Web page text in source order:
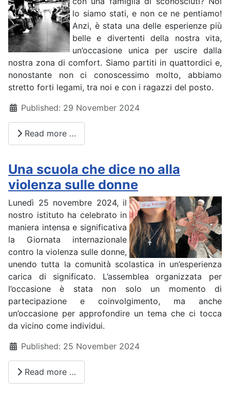
lo siamo stati, e non ce ne pentiamo!
Anzi, è stata una delle esperienze più
belle e divertenti della nostra vita,
un’occasione unica per uscire dalla
nostra zona di comfort. Siamo partiti in quattordici e,
nonostante non ci conoscessimo molto, abbiamo
stretto forti legami, tra noi e con i ragazzi del posto.
DetailsPublished: 29 November 2024
Read more …
Una scuola che dice no alla
violenza sulle donne
Lunedì 25 novembre 2024, il
nostro istituto ha celebrato in
maniera intensa e significativa
la Giornata internazionale
contro la violenza sulle donne,
unendo tutta la comunità scolastica in un’esperienza
carica di significato. L’assemblea organizzata per
l’occasione è stata non solo un momento di
partecipazione e coinvolgimento, ma anche
un’occasione per approfondire un tema che ci tocca
da vicino come individui.
DetailsPublished: 25 November 2024
Read more …